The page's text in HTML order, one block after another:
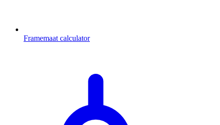
Framemaat calculator